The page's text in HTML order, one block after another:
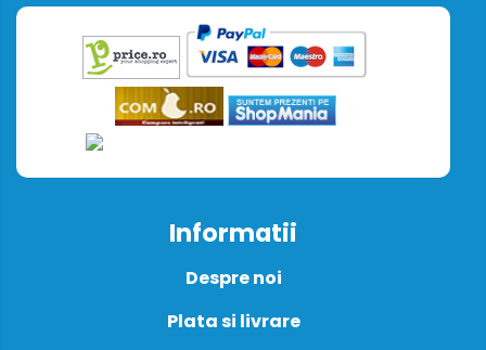
Informatii
Despre noi
Plata si livrare